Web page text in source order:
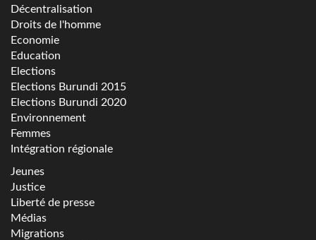
Décentralisation
Droits de l'homme
Economie
Education
Elections
Elections Burundi 2015
Elections Burundi 2020
Environnement
Femmes
Intégration régionale
Jeunes
Justice
Liberté de presse
Médias
Migrations